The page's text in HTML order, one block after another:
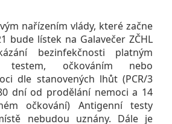
nařízením vlády, které začne
bude lístek na Galavečer ZČHL
bezinfekčnosti platným
testem, očkováním nebo
dle stanovených lhůt (PCR/3
dní od prodělání nemoci a 14
očkování) Antigenní testy
nebudou uznány. Dále je